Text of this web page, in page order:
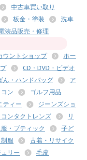
中古車買い取り
板金・塗装
洗車
装品販売・修理
ウントショップ
ホー
CD・DVD・ビデオ
ん・ハンドバッグ
ア
ン
ゴルフ用品
ティー
ジーンズショ
ンタクトレンズ
リ
・ブティック
子ど
服
古着・リサイク
リー
毛皮